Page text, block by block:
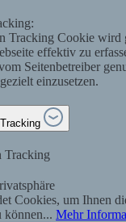
Tracking Cookie wird
effektiv zu
Seitenbetreiber
einzusetzen.
Tracking
Cookies, um Ihnen
können... Mehr